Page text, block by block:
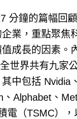
分鐘的篇幅回
業，重點聚焦
成長的因素。
世界共有九家
中包括 Nvidia
Alphabet、
電（TSMC）